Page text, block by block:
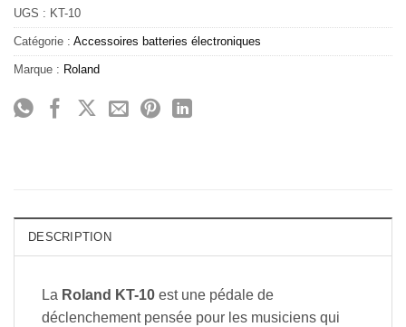
UGS : KT-10
Catégorie : Accessoires batteries électroniques
Marque : Roland
DESCRIPTION
La Roland KT-10 est une pédale de
déclenchement pensée pour les musiciens qui